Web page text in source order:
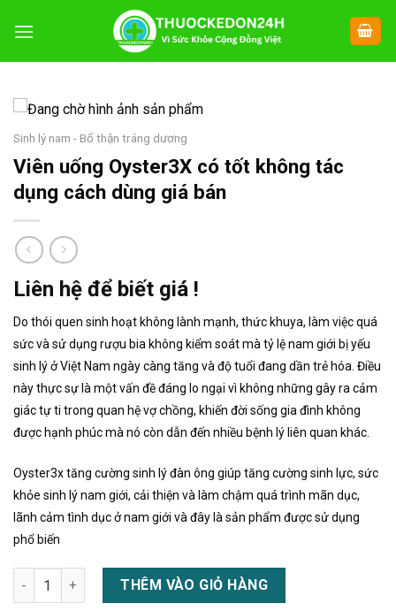
đến
Sinh lý nam - Bổ thận tráng dương
Viên uống Oyster3X có tốt không tác
dụng cách dùng giá bán
Liên hệ để biết giá !
Do thói quen sinh hoạt không lành mạnh, thức khuya, làm việc quá
sức và sử dụng rượu bia không kiểm soát mà tỷ lệ nam giới bị yếu
sinh lý ở Việt Nam ngày càng tăng và độ tuổi đang dần trẻ hóa. Điều
này thực sự là một vấn đề đáng lo ngại vì không những gây ra cảm
giác tự ti trong quan hệ vợ chồng, khiến đời sống gia đình không
được hạnh phúc mà nó còn dẫn đến nhiều bệnh lý liên quan khác.
Oyster3x tăng cường sinh lý đàn ông giúp tăng cường sinh lực, sức
khỏe sinh lý nam giới, cải thiện và làm chậm quá trình mãn dục,
lãnh cảm tình dục ở nam giới và đây là sản phẩm được sử dụng
phổ biến
Viên uống Oyster3X có tốt không tác dụng cách dùng giá bán
THÊM VÀO GIỎ HÀNG